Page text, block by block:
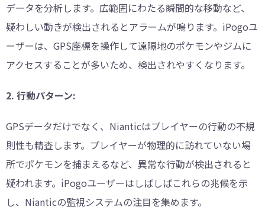
データを分析します。広範囲にわたる瞬間的な移動など、
疑わしい動きが検出されるとアラームが鳴ります。iPogoユ
ーザーは、GPS座標を操作して遠隔地のポケモンやジムに
アクセスすることが多いため、検出されやすくなります。
2. 行動パターン:
GPSデータだけでなく、Nianticはプレイヤーの行動の不規
則性も精査します。プレイヤーが物理的に訪れていない場
所でポケモンを捕まえるなど、異常な行動が検出されると
疑われます。iPogoユーザーはしばしばこれらの兆候を示
し、Nianticの監視システムの注目を集めます。